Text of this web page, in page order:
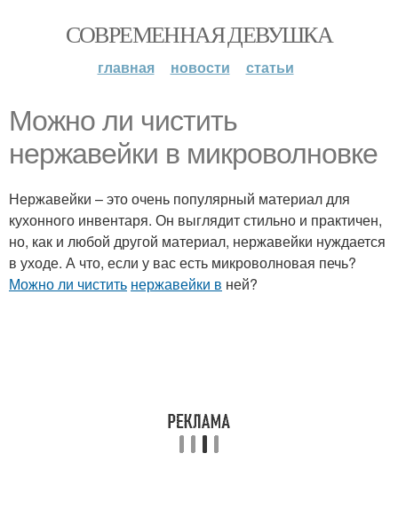
СОВРЕМЕННАЯ ДЕВУШКА
главная новости статьи
Можно ли чистить
нержавейки в микроволновке
Нержавейки – это очень популярный материал для
кухонного инвентаря. Он выглядит стильно и практичен,
но, как и любой другой материал, нержавейки нуждается
в уходе. А что, если у вас есть микроволновая печь?
Можно ли чистить нержавейки в ней?